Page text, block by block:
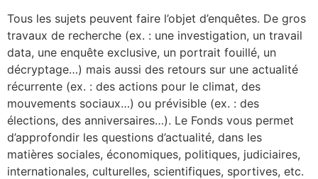
Tous les sujets peuvent faire l’objet d’enquêtes. De gros
travaux de recherche (ex. : une investigation, un travail
data, une enquête exclusive, un portrait fouillé, un
décryptage…) mais aussi des retours sur une actualité
récurrente (ex. : des actions pour le climat, des
mouvements sociaux…) ou prévisible (ex. : des
élections, des anniversaires…). Le Fonds vous permet
d’approfondir les questions d’actualité, dans les
matières sociales, économiques, politiques, judiciaires,
internationales, culturelles, scientifiques, sportives, etc.